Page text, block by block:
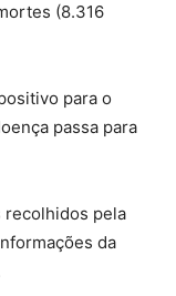
(8.316
para o
passa para
recolhidos pela
da